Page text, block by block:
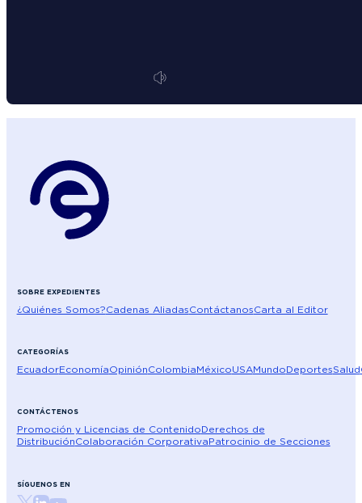
SOBRE EXPEDIENTES
¿Quiénes Somos?Cadenas AliadasContáctanosCarta al Editor
CATEGORÍAS
EcuadorEconomíaOpiniónColombiaMéxicoUSAMundoDeportesSalud
CONTÁCTENOS
Promoción y Licencias de ContenidoDerechos de
DistribuciónColaboración CorporativaPatrocinio de Secciones
SÍGUENOS EN